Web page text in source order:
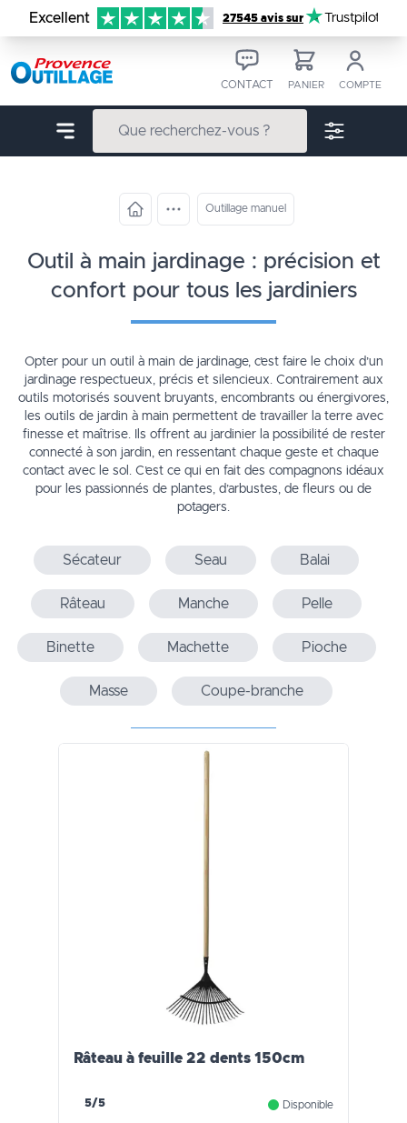
Aller au contenu
Excellent 27545 avis sur Trustpilot
CONTACT PANIER COMPTE
Outillage manuel
outil à main jardinage : précision et
confort pour tous les jardiniers
Opter pour un outil à main de jardinage, c’est faire le choix d’un
jardinage respectueux, précis et silencieux. Contrairement aux
outils motorisés souvent bruyants, encombrants ou énergivores,
les outils de jardin à main permettent de travailler la terre avec
finesse et maîtrise. Ils offrent au jardinier la possibilité de rester
connecté à son jardin, en ressentant chaque geste et chaque
contact avec le sol. C’est ce qui en fait des compagnons idéaux
pour les passionnés de plantes, d’arbustes, de fleurs ou de
potagers.
Sécateur Seau Balai
Râteau Manche Pelle
Binette Machette Pioche
Masse Coupe-branche
Râteau à feuille 22 dents 150cm
5/5 Disponible